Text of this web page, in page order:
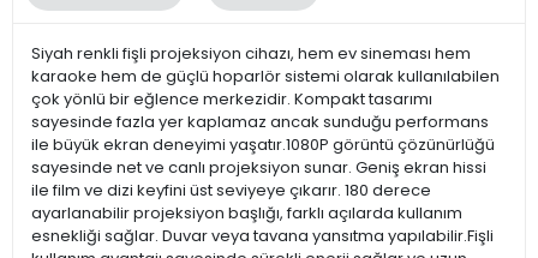
Siyah renkli fişli projeksiyon cihazı, hem ev sineması hem
karaoke hem de güçlü hoparlör sistemi olarak kullanılabilen
çok yönlü bir eğlence merkezidir. Kompakt tasarımı
sayesinde fazla yer kaplamaz ancak sunduğu performans
ile büyük ekran deneyimi yaşatır.1080P görüntü çözünürlüğü
sayesinde net ve canlı projeksiyon sunar. Geniş ekran hissi
ile film ve dizi keyfini üst seviyeye çıkarır. 180 derece
ayarlanabilir projeksiyon başlığı, farklı açılarda kullanım
esnekliği sağlar. Duvar veya tavana yansıtma yapılabilir.Fişli